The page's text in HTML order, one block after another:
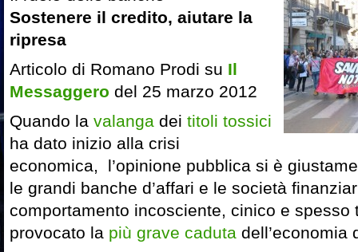
Sostenere il credito, aiutare la
ripresa
Articolo di Romano Prodi su Il
Messaggero del 25 marzo 2012
Quando la valanga dei titoli tossici
ha dato inizio alla crisi
economica, l’opinione pubblica si è
le grandi banche d’affari e le società
comportamento incosciente, cinico e spesso
provocato la più grave caduta dell’economia